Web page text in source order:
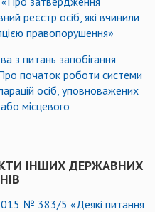
реєстр осіб, які вчинили
правопорушення»
з питань запобігання
початок роботи системи
осіб, уповноважених
місцевого
ІНШИХ ДЕРЖАВНИХ
№ 383/5 «Деякі питання